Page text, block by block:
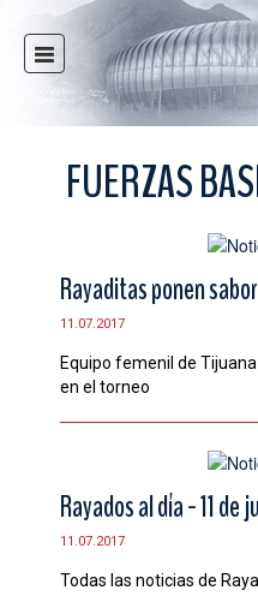
INICIO
NOTICIAS
RAYADAS
FUERZAS BÁSICAS
RESPONSABILIDAD SOCIAL
TAQUILLA
ESTADIO
PRENSA
CONTACTO
FUERZAS
Rayaditas ponen
11.07.2017
Equipo femenil de
en el torneo
Rayados al día - 11 de
11.07.2017
Todas las noticias de